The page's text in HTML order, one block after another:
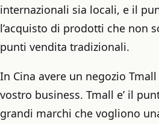
internazionali sia locali, e il
l’acquisto di prodotti che non
punti vendita tradizionali.
In Cina avere un negozio
vostro business. Tmall e’ il
grandi marchi che vogliono